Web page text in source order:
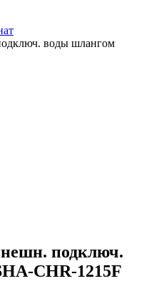
воды шлангом
подключ.
CHR-1215F